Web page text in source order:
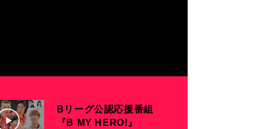
Bリーグ公認応援番組
『B MY HERO!』